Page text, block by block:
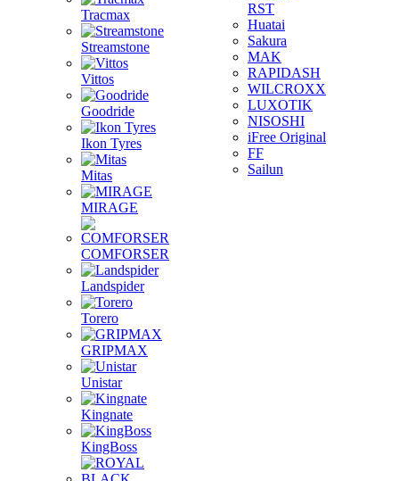
Tracmax
Streamstone
Vittos
Goodride
Ikon Tyres
Mitas
MIRAGE
COMFORSER
Landspider
Torero
GRIPMAX
Unistar
Kingnate
KingBoss
RST
Huatai
Sakura
MAK
RAPIDASH
WILCROXX
LUXOTIK
NISOSHI
iFree Original
FF
Sailun